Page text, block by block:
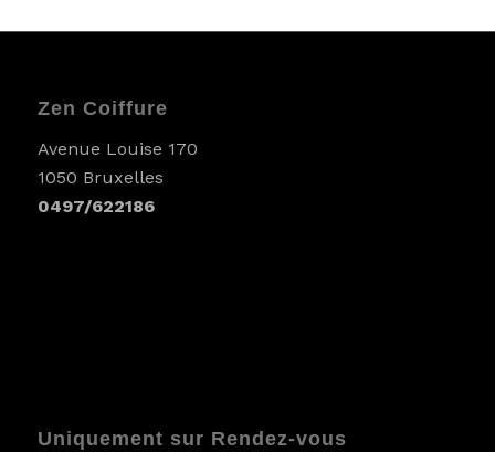
Zen Coiffure
Avenue Louise 170
1050 Bruxelles
0497/622186
Uniquement sur Rendez-vous